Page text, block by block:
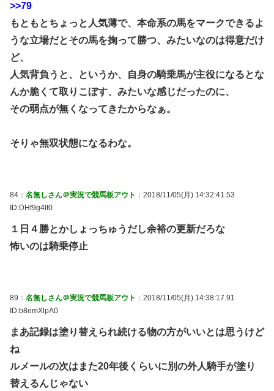
>>79
もともとちょっと人気薄で、本命系の馬をマークできるよ
うな立場だとその馬を掬って勝つ、みたいなのは得意だけ
ど、
人気背負うと、というか、自身の騎乗馬が主役になるとな
んか脆くて取りこぼす、みたいな感じだったのに、
その弱点が無くなってきたからなぁ。
そりゃ無双状態になるわな。
84： 名無しさん＠実況で競馬板アウト ：2018/11/05(月) 14:32:41.53
ID:DHf9g4lt0
１日４勝とかしょっちゅうだし余裕の更新だろな
怖いのは騎乗停止
89： 名無しさん＠実況で競馬板アウト ：2018/11/05(月) 14:38:17.91
ID:b8emXlpA0
まあ記録は塗り替えられ続ける物の方がいいとは思うけど
ね
ルメールの次はまた20年後くらいに別の外人騎手が塗り
替えるんじゃない